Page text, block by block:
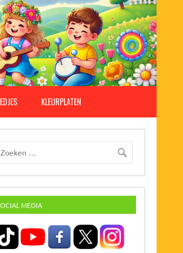
KLEURPLATEN
MEDIA